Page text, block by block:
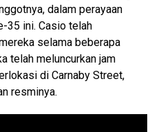
dalam perayaan
35 ini. Casio telah
selama beberapa
telah meluncurkan jam
di Carnaby Street,
resminya.